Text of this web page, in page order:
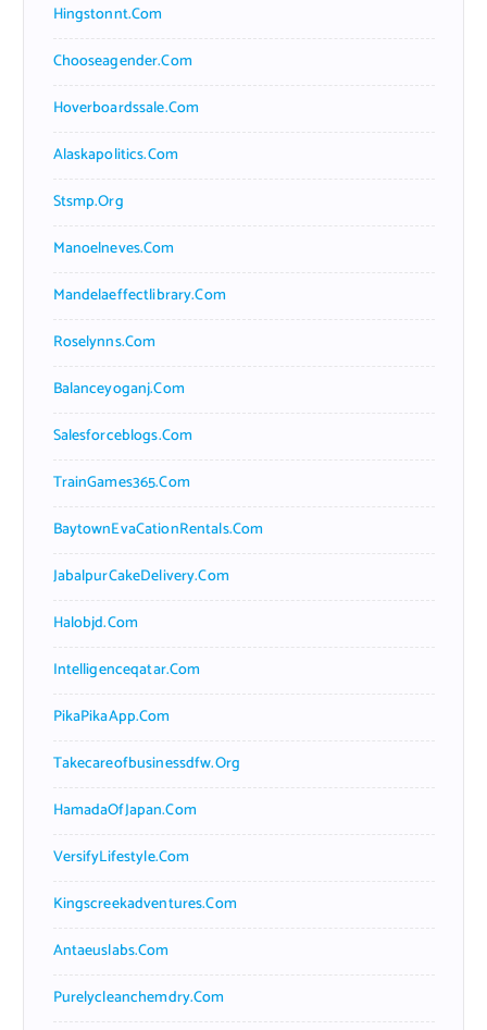
Hingstonnt.com
Chooseagender.com
Hoverboardssale.com
Alaskapolitics.com
Stsmp.org
Manoelneves.com
Mandelaeffectlibrary.com
Roselynns.com
Balanceyoganj.com
Salesforceblogs.com
TrainGames365.com
BaytownEvaCationRentals.com
JabalpurCakeDelivery.com
Halobjd.com
Intelligenceqatar.com
PikaPikaApp.com
Takecareofbusinessdfw.org
HamadaOfJapan.com
VersifyLifestyle.com
Kingscreekadventures.com
Antaeuslabs.com
Purelycleanchemdry.com